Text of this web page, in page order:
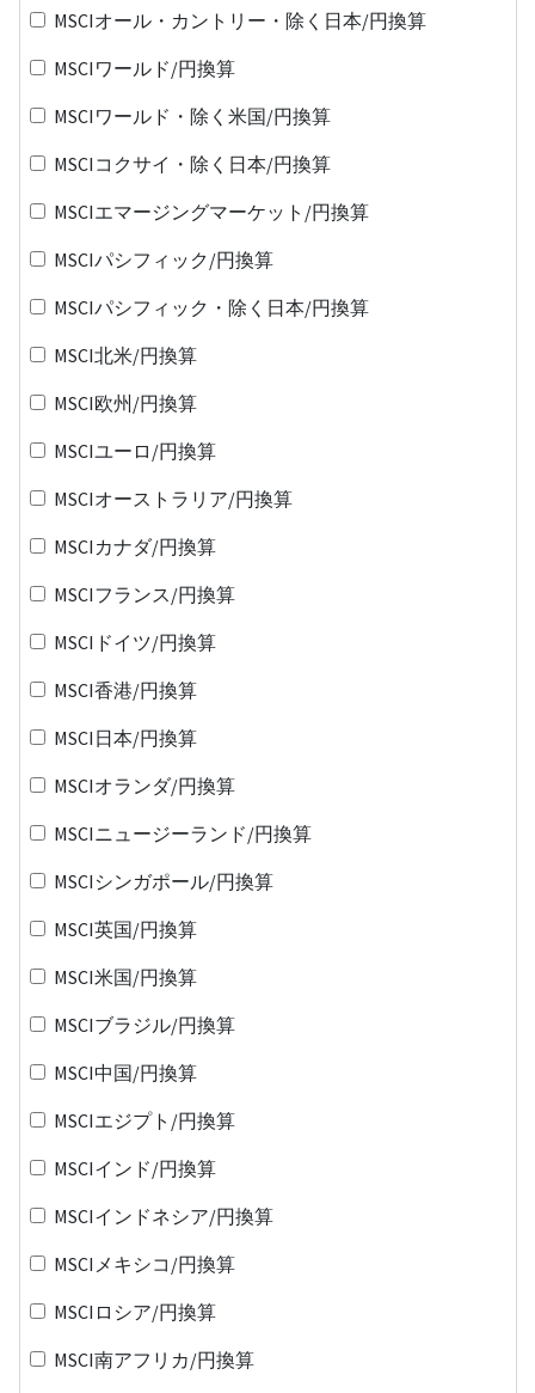
MSCIオール・カントリー・除く日本/円換算
MSCIワールド/円換算
MSCIワールド・除く米国/円換算
MSCIコクサイ・除く日本/円換算
MSCIエマージングマーケット/円換算
MSCIパシフィック/円換算
MSCIパシフィック・除く日本/円換算
MSCI北米/円換算
MSCI欧州/円換算
MSCIユーロ/円換算
MSCIオーストラリア/円換算
MSCIカナダ/円換算
MSCIフランス/円換算
MSCIドイツ/円換算
MSCI香港/円換算
MSCI日本/円換算
MSCIオランダ/円換算
MSCIニュージーランド/円換算
MSCIシンガポール/円換算
MSCI英国/円換算
MSCI米国/円換算
MSCIブラジル/円換算
MSCI中国/円換算
MSCIエジプト/円換算
MSCIインド/円換算
MSCIインドネシア/円換算
MSCIメキシコ/円換算
MSCIロシア/円換算
MSCI南アフリカ/円換算